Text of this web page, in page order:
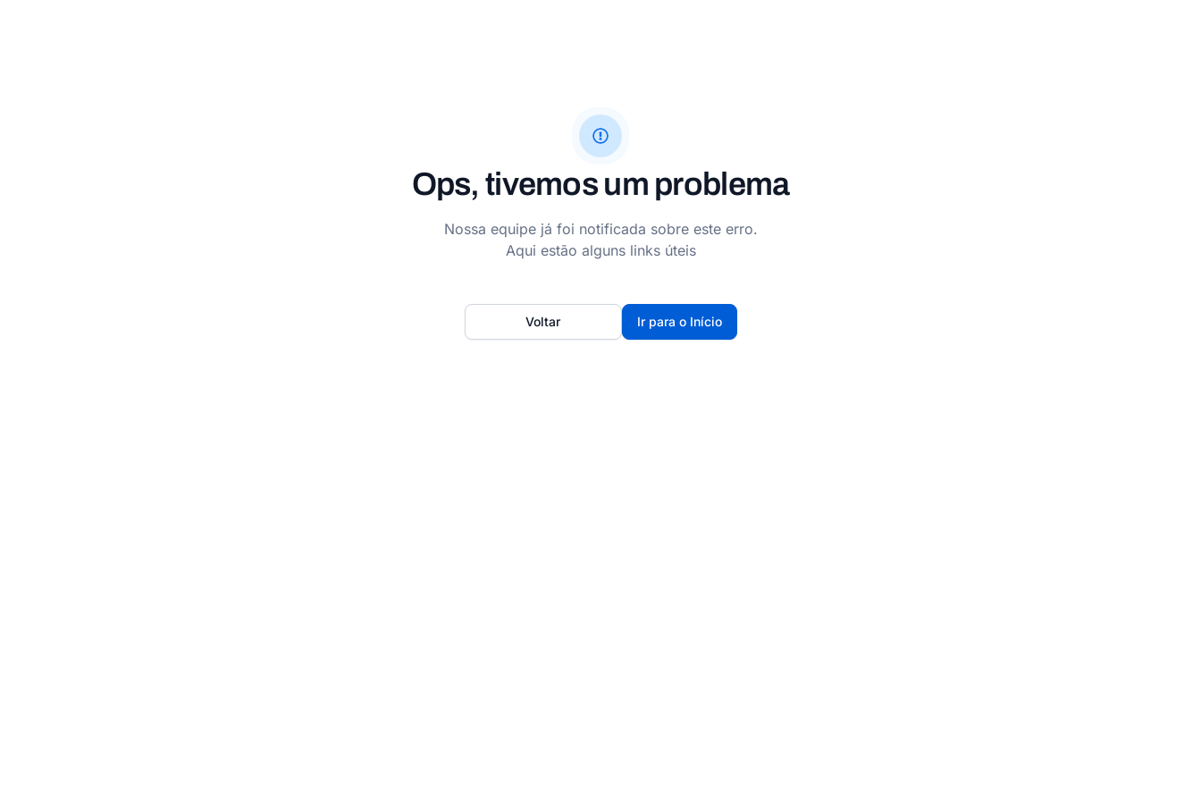
Ops, tivemos um problema
Nossa equipe já foi notificada sobre este erro.
Aqui estão alguns links úteis
Ir para o Início
Voltar